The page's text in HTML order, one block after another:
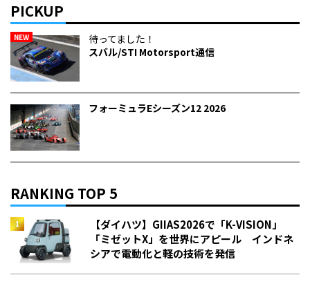
PICKUP
NEW
待ってました！
スバル/STI Motorsport通信
フォーミュラEシーズン12 2026
RANKING TOP 5
【ダイハツ】GIIAS2026で「K-VISION」
「ミゼットX」を世界にアピール インドネ
シアで電動化と軽の技術を発信